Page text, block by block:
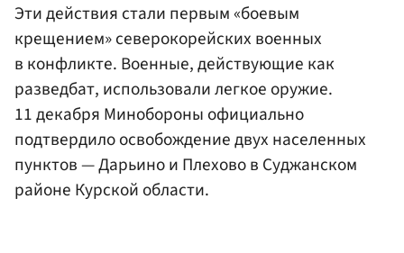
Эти действия стали первым «боевым
крещением» северокорейских военных
в конфликте. Военные, действующие как
разведбат, использовали легкое оружие.
11 декабря Минобороны официально
подтвердило освобождение двух населенных
пунктов — Дарьино и Плехово в Суджанском
районе Курской области.